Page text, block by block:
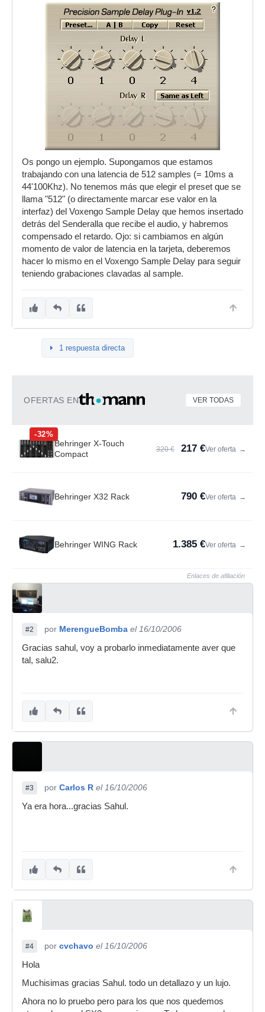
Os pongo un ejemplo. Supongamos que estamos
trabajando con una latencia de 512 samples (= 10ms a
44'100Khz). No tenemos más que elegir el preset que se
llama "512" (o directamente marcar ese valor en la
interfaz) del Voxengo Sample Delay que hemos insertado
detrás del Senderalla que recibe el audio, y habremos
compensado el retardo. Ojo: si cambiamos en algún
momento de valor de latencia en la tarjeta, deberemos
hacer lo mismo en el Voxengo Sample Delay para seguir
teniendo grabaciones clavadas al sample.
1 respuesta directa
OFERTAS EN VER TODAS
-32%
Behringer X-Touch
Compact
320 € 217 €Ver oferta →
Behringer X32 Rack 790 €Ver oferta →
Behringer WING Rack 1.385 €Ver oferta →
Enlaces de afiliación
#2 por MerengueBomba el 16/10/2006
Gracias sahul, voy a probarlo inmediatamente aver que
tal, salu2.
#3 por Carlos R el 16/10/2006
Ya era hora...gracias Sahul.
#4 por cvchavo el 16/10/2006
Hola
Muchisimas gracias Sahul. todo un detallazo y un lujo.
Ahora no lo pruebo pero para los que nos quedemos